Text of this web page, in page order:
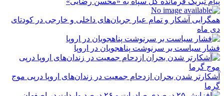
همگرایی آشکار و تمام عیار جریان‌های داخلی و خارجی در کودتای
دی ماه
فشار سیاست بر سرنوشت پناهجویان در اروپا
آشکارتر شدن بحران ازدحام جمعیت در زندان‌های اروپا درپی موج
گرما